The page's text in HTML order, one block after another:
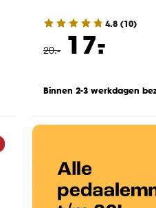
4.8 (10)
20.- 17.
-
Binnen 2-3 werkdagen